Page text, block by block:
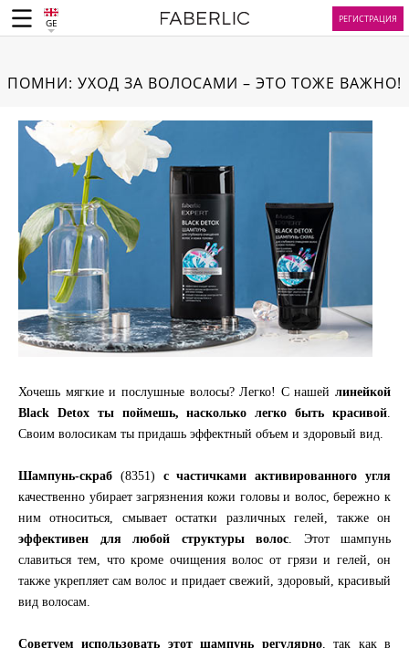
GE РЕГИСТРАЦИЯ
ПОМНИ: УХОД ЗА ВОЛОСАМИ – ЭТО ТОЖЕ ВАЖНО!
Хочешь мягкие и послушные волосы? Легко! С нашей линейкой
Black Detox ты поймешь, насколько легко быть красивой
Своим волосикам ты придашь эффектный объем и здоровый вид.
Шампунь-скраб (8351) с частичками активированного угля
качественно убирает загрязнения кожи головы и волос, бережно к
ним относиться, смывает остатки различных гелей, также он
эффективен для любой структуры волос . Этот шампунь
славиться тем, что кроме очищения волос от грязи и гелей, он
также укрепляет сам волос и придает свежий, здоровый, красивый
вид волосам.
Советуем использовать этот шампунь регулярно, так как в